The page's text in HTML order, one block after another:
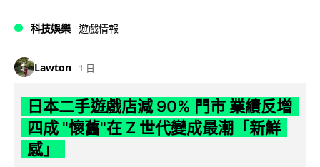
科技娛樂 遊戲情報
Lawton 1 日
日本二手遊戲店減 90% 門市 業績反增
四成 "懷舊"在 Z 世代變成最潮「新鮮
感」